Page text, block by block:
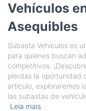
Vehículos
Asequibles
Subasta Vehículos es
para quienes buscan
competitivos.
pierdas la oportunidad
artículo, exploraremos
las subastas de
Leia mais